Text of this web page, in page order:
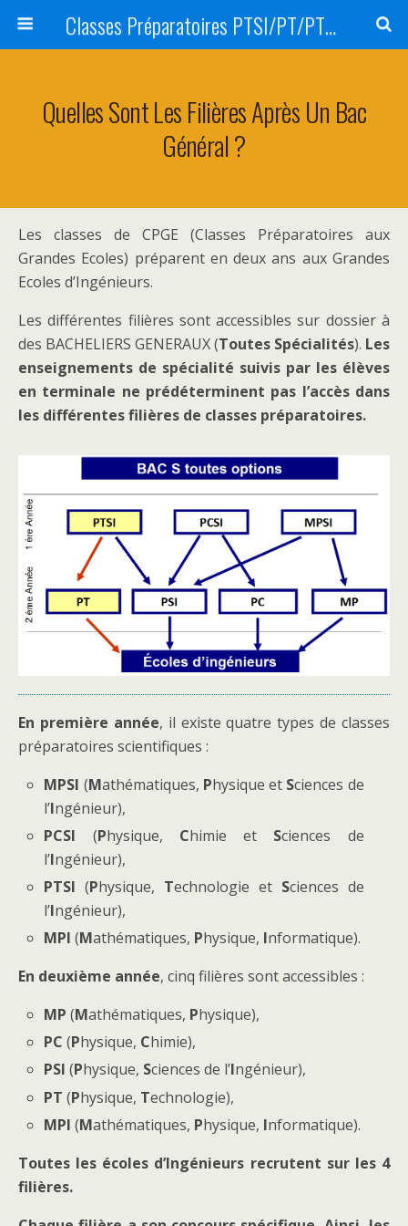
Classes Préparatoires PTSI/PT/PT* du Lycée Livet
Quelles Sont Les Filières Après Un Bac
Général ?
Les classes de CPGE (Classes Préparatoires aux
Grandes Ecoles) préparent en deux ans aux Grandes
Ecoles d’Ingénieurs.
Les différentes filières sont accessibles sur dossier à
des BACHELIERS GENERAUX (Toutes Spécialités). Les
enseignements de spécialité suivis par les élèves
en terminale ne prédéterminent pas l’accès dans
les différentes filières de classes préparatoires.
En première année, il existe quatre types de classes
préparatoires scientifiques :
MPSI (Mathématiques, Physique et Sciences de
l’Ingénieur),
PCSI (Physique, Chimie et Sciences de
l’Ingénieur),
PTSI (Physique, Technologie et Sciences de
l’Ingénieur),
MPI (Mathématiques, Physique, Informatique).
En deuxième année, cinq filières sont accessibles :
MP (Mathématiques, Physique),
PC (Physique, Chimie),
PSI (Physique, Sciences de l’Ingénieur),
PT (Physique, Technologie),
MPI (Mathématiques, Physique, Informatique).
Toutes les écoles d’Ingénieurs recrutent sur les 4
filières.